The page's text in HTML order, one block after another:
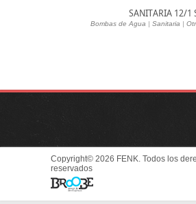
SANITARIA 12/1
Bombas de Agua | Sanitaria |
Copyright© 2026 FENK. Todos los
reservados